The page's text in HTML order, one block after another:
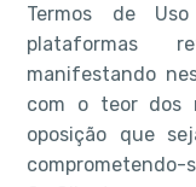
Termos de
plataformas
manifestando
com o teor dos
oposição que
comprometendo-